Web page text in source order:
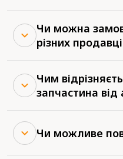
Чи можна
різних
Чим
запчастина від
Чи можливе